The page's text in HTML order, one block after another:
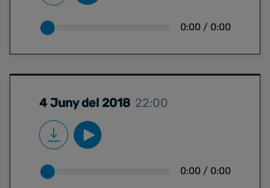
0:00 / 0:00
4 Juny del 2018 22:00
0:00 / 0:00